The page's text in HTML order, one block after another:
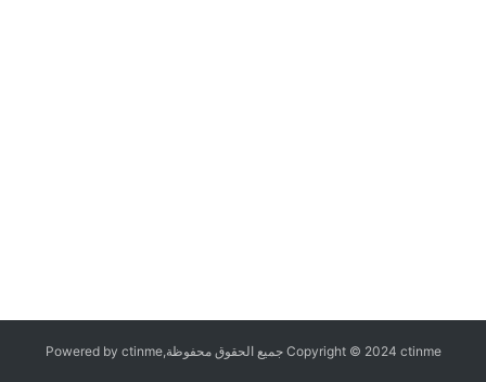
Copyright © 2024 ctinme جميع الحقوق محفوظة,Powered by ctinme